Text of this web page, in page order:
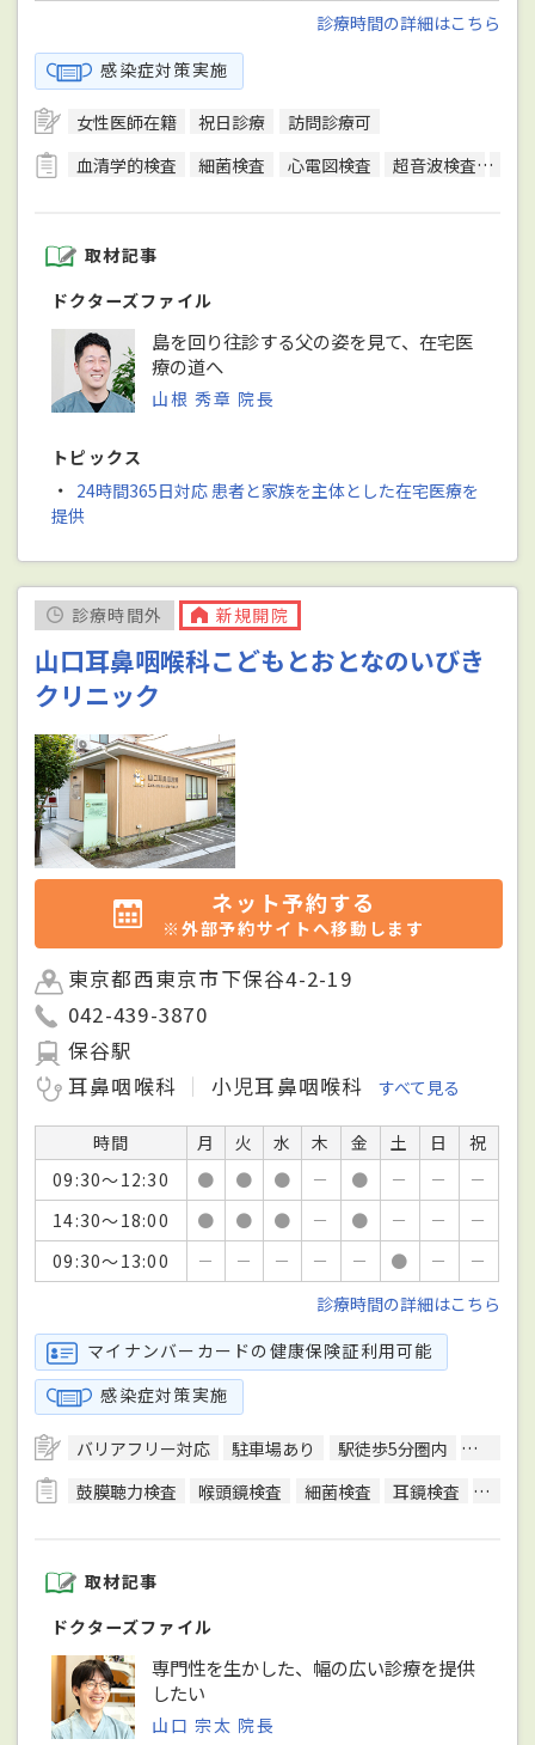
診療時間の詳細はこちら
感染症対策実施
女性医師在籍 祝日診療
訪問診療可
血清学的検査
細菌検査 心電図検査 超音波検査
取材記事
ドクターズファイル
島を回り往診する父の姿を見て、在宅医
療の道へ
山根 秀章 院長
トピックス
・ 24時間365日対応 患者と家族を主体とした在宅医療を
提供
診療時間外 新規開院
山口耳鼻咽喉科こどもとおとなのいびき
クリニック
ネット予約する
※外部予約サイトへ移動します
東京都西東京市下保谷4-2-19
042-439-3870
保谷駅
耳鼻咽喉科
小児耳鼻咽喉科 すべて見る
時間 月 火 水 木 金 土 日
祝
09:30～12:30
● ● ● － ● － －
－
14:30～18:00
● ● ● － ● － －
－
09:30～13:00
－ － － － － ● －
－
診療時間の詳細はこちら
マイナンバーカードの健康保険証利用可能
感染症対策実施
バリアフリー対応 駐車場あり 駅徒歩5分圏内
クレジ
鼓膜聴力検査
喉頭鏡検査 細菌検査 耳鏡検査 耳漏
取材記事
ドクターズファイル
専門性を生かした、幅の広い診療を提供
したい
山口 宗太 院長